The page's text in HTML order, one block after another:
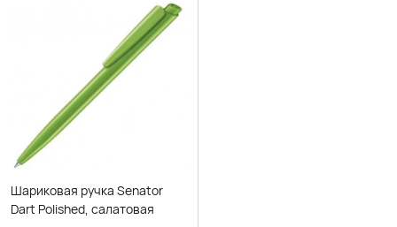
Шариковая ручка Senator
Dart Polished, салатовая